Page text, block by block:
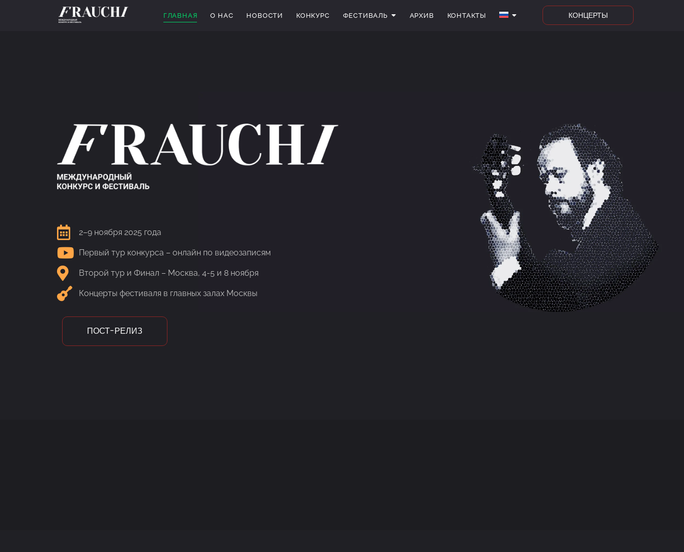
ГЛАВНАЯ О НАС НОВОСТИ КОНКУРС ФЕСТИВАЛЬ АРХИВ КОНТАКТЫ КОНЦЕРТЫ
2–9 ноября 2025 года
Первый тур конкурса – онлайн по видеозаписям
Второй тур и Финал – Москва, 4-5 и 8 ноября
Концерты фестиваля в главных залах Москвы
ПОСТ-РЕЛИЗ